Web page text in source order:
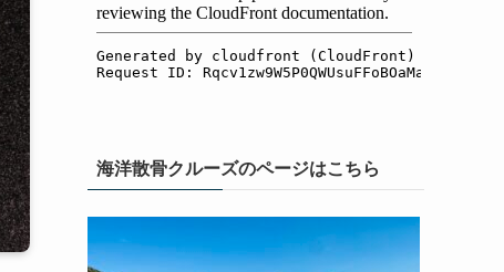
海洋散骨クルーズのページはこちら